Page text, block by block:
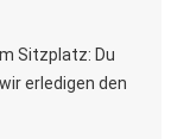
Sitzplatz: Du
erledigen den